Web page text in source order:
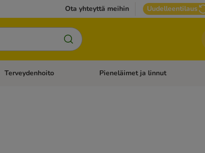
Ota yhteyttä meihin Uudelleentilaus
Avaa kategoriavalikko: Kissan tarvikkeet
Terveydenhoito Avaa kategoriavalikko: Terveydenhoito
Pieneläimet ja linnut